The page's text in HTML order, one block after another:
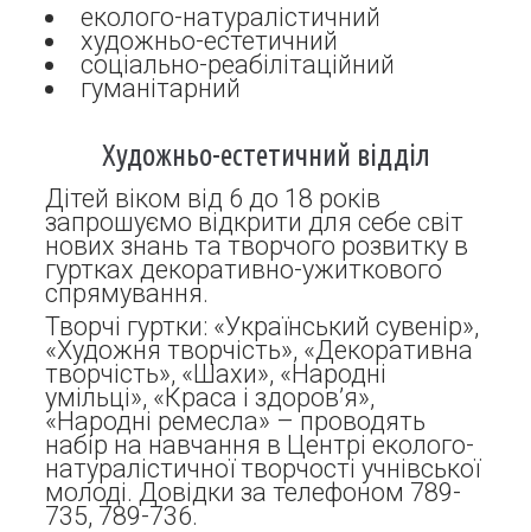
Наші досягнення
Фотоальбоми
Річні звіти
Академічна доброчесність
Програмне забезпечення
Науково-методичні матеріали
Національно-патріотичне виховання
Організаційно-масова робота
Прозорість та відкритість
Фінансова звітність
Атестація
Енергозбереження
Звернення громадян
Контакти
еколого-натуралістичний
художньо-естетичний
соціально-реабілітаційний
гуманітарний
Художньо-естетичний відділ
Дітей віком від 6 до 18 років
запрошуємо відкрити для себе світ
нових знань та творчого розвитку в
гуртках декоративно-ужиткового
спрямування.
Творчі гуртки: «Український сувенір»,
«Художня творчість», «Декоративна
творчість», «Шахи», «Народні
умільці», «Краса і здоров’я»,
«Народні ремесла» – проводять
набір на навчання в Центрі еколого-
натуралістичної творчості учнівської
молоді. Довідки за телефоном 789-
735, 789-736.